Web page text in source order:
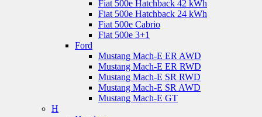
Fiat 500e Hatchback 42 kWh
Fiat 500e Hatchback 24 kWh
Fiat 500e Cabrio
Fiat 500e 3+1
Ford
Mustang Mach-E ER AWD
Mustang Mach-E ER RWD
Mustang Mach-E SR RWD
Mustang Mach-E SR AWD
Mustang Mach-E GT
H